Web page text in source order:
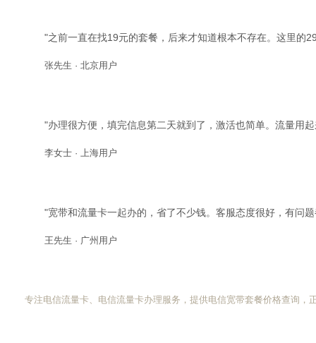
"之前一直在找19元的套餐，后来才知道根本不存在。这里的
张先生 · 北京用户
"办理很方便，填完信息第二天就到了，激活也简单。流量用
李女士 · 上海用户
"宽带和流量卡一起办的，省了不少钱。客服态度很好，有问
王先生 · 广州用户
专注电信流量卡、电信流量卡办理服务，提供电信宽带套餐价格查询，